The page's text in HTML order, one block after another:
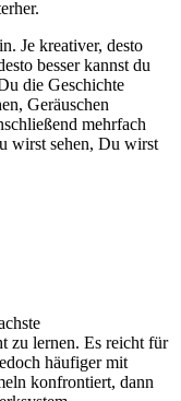
Je kreativer, desto
besser kannst du
die Geschichte
Geräuschen
mehrfach
wirst sehen, Du wirst
zu lernen. Es reicht für
häufiger mit
konfrontiert, dann